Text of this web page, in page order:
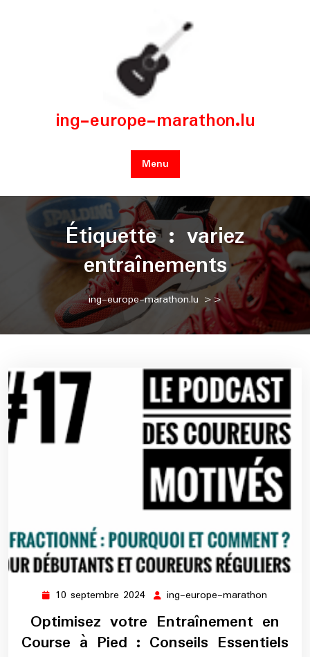
ing-europe-marathon.lu
Menu
Étiquette : variez
entraînements
ing-europe-marathon.lu >>
10 septembre 2024 10
septembre
2024
ing-europe-marathon
Optimisez votre Entraînement en
Course à Pied : Conseils Essentiels